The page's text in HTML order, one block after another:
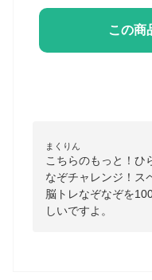
この商
まくりん
こちらのもっと！ひ
なぞチャレンジ！ス
脳トレなぞなぞを
しいですよ。